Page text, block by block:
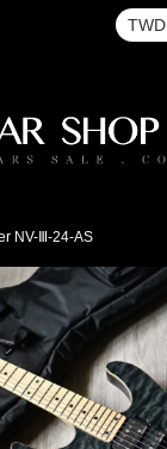
NV-Ⅲ-24-AS